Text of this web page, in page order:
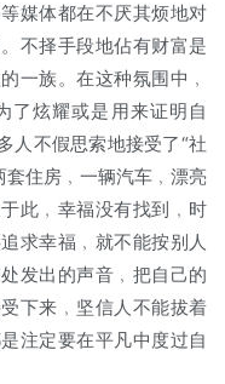
媒体都在不厌其烦地对
不择手段地佔有财富是
一族。在这种氛围中﹐
了炫耀或是用来证明自
人不假思索地接受了“社
套住房﹐一辆汽车﹐漂亮
此﹐幸福没有找到﹐时
求幸福﹐就不能按别人
发出的声音﹐把自己的
下来﹐坚信人不能拔着
注定要在平凡中度过自